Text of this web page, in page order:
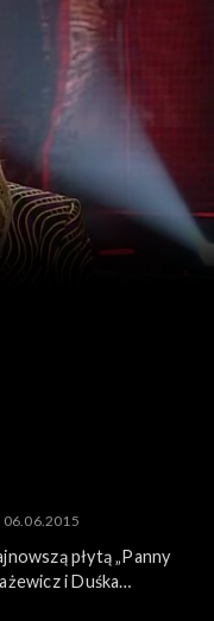
06.06.2015
płytą „Panny
i Duśka
„Olga BO” oraz